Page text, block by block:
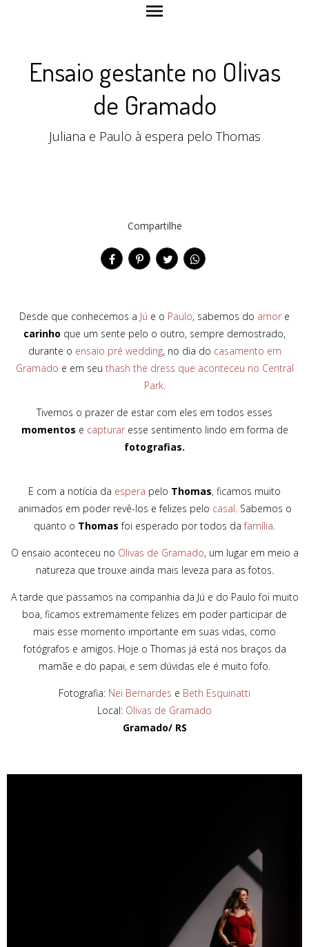
menu
Ensaio gestante no Olivas
de Gramado
Juliana e Paulo à espera pelo Thomas
Compartilhe
Desde que conhecemos a Jú e o Paulo, sabemos do amor e
carinho que um sente pelo o outro, sempre demostrado,
durante o ensaio pré wedding, no dia do casamento em
Gramado e em seu thash the dress que aconteceu no Central
Park.
Tivemos o prazer de estar com eles em todos esses
momentos e capturaresse sentimento lindo em forma de
fotografias.
E com a notícia da espera pelo Thomas, ficamos muito
animados em poder revê-los e felizes pelo casal. Sabemos o
quanto o Thomas foi esperado por todos da família.
O ensaio aconteceu no Olivas de Gramado, um lugar em meio a
natureza que trouxe ainda mais leveza para as fotos.
A tarde que passamos na companhia da Jú e do Paulo foi muito
boa, ficamos extremamente felizes em poder participar de
mais esse momento importante em suas vidas, como
fotógrafos e amigos. Hoje o Thomas já está nos braços da
mamãe e do papai, e sem dúvidas ele é muito fofo.
Fotografia: Nei Bernardes e Beth Esquinatti
Local: Olivas de Gramado
Gramado/ RS